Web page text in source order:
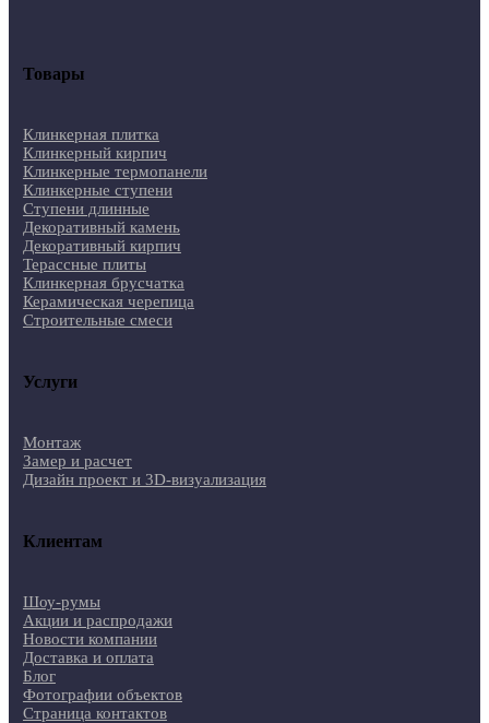
Товары
Клинкерная плитка
Клинкерный кирпич
Клинкерные термопанели
Клинкерные ступени
Ступени длинные
Декоративный камень
Декоративный кирпич
Терассные плиты
Клинкерная брусчатка
Керамическая черепица
Строительные смеси
Услуги
Монтаж
Замер и расчет
Дизайн проект и 3D-визуализация
Клиентам
Шоу-румы
Акции и распродажи
Новости компании
Доставка и оплата
Блог
Фотографии объектов
Страница контактов